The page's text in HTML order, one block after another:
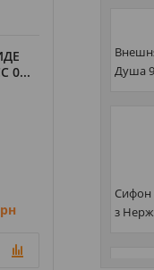
0...
Душа
Сифон
з